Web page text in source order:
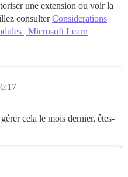
une extension ou voir la
consulterConsiderations
| Microsoft Learn
cela le mois dernier, êtes-